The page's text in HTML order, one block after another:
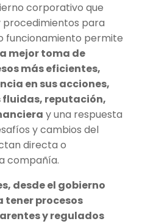
corporativo que
para
funcionamiento permite
mejor toma de
más eficientes,
en sus acciones,
fluidas, reputación,
y una respuesta
y cambios del
directa o
compañía.
desde el gobierno
procesos
y regulados